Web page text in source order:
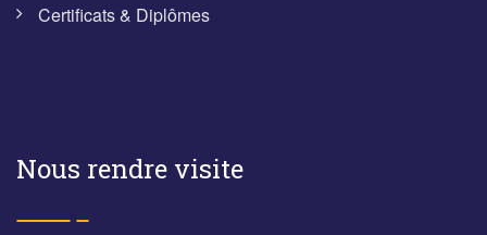
Certificats & Diplômes
Nous rendre visite